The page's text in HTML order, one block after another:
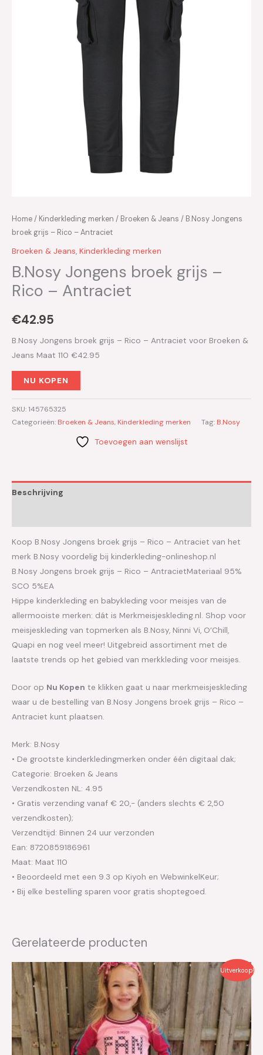
Home/ Kinderkleding merken / Broeken & Jeans / B.Nosy Jongens
broek grijs – Rico – Antraciet
Broeken & Jeans, Kinderkleding merken
B.Nosy Jongens broek grijs –
Rico – Antraciet
€42.95
B.Nosy Jongens broek grijs – Rico – Antraciet voor Broeken &
Jeans Maat 110 €42.95
NU KOPEN
SKU:145765325
Categorieën: Broeken & Jeans, Kinderkleding merken Tag: B.Nosy
Toevoegen aan wenslijst
Beschrijving
Koop B.Nosy Jongens broek grijs – Rico – Antraciet van het
merk B.Nosy voordelig bij kinderkleding-onlineshop.nl
B.Nosy Jongens broek grijs – Rico – AntracietMateriaal 95%
SCO 5%EA
Hippe kinderkleding en babykleding voor meisjes van de
allermooiste merken: dát is Merkmeisjeskleding.nl. Shop voor
meisjeskleding van topmerken als B.Nosy, Ninni Vi, O’Chill,
Quapi en nog veel meer! Uitgebreid assortiment met de
laatste trends op het gebied van merkkleding voor meisjes.
Door op Nu Kopen te klikken gaat u naar merkmeisjeskleding
waar u de bestelling van B.Nosy Jongens broek grijs – Rico –
Antraciet kunt plaatsen.
Merk: B.Nosy
• De grootste kinderkledingmerken onder één digitaal dak;
Categorie: Broeken & Jeans
Verzendkosten NL: 4.95
• Gratis verzending vanaf € 20,- (anders slechts € 2,50
verzendkosten);
Verzendtijd: Binnen 24 uur verzonden
Ean: 8720859186961
Maat: Maat 110
• Beoordeeld met een 9.3 op Kiyoh en WebwinkelKeur;
• Bij elke bestelling sparen voor gratis shoptegoed.
Gerelateerde producten
Uitverkoop!
Oorspronkelijke
prijs
was:
€26.95.
Huidige
prijs
is:
€13.50.